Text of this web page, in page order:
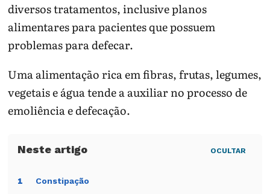
diversos tratamentos, inclusive planos
alimentares para pacientes que possuem
problemas para defecar.
Uma alimentação rica em fibras, frutas, legumes,
vegetais e água tende a auxiliar no processo de
emoliência e defecação.
OCULTAR
1 Constipação